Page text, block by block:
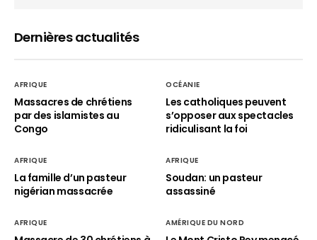
Dernières actualités
AFRIQUE
Massacres de chrétiens
par des islamistes au
Congo
OCÉANIE
Les catholiques peuvent
s’opposer aux spectacles
ridiculisant la foi
AFRIQUE
La famille d’un pasteur
nigérian massacrée
AFRIQUE
Soudan: un pasteur
assassiné
AFRIQUE AMÉRIQUE DU NORD